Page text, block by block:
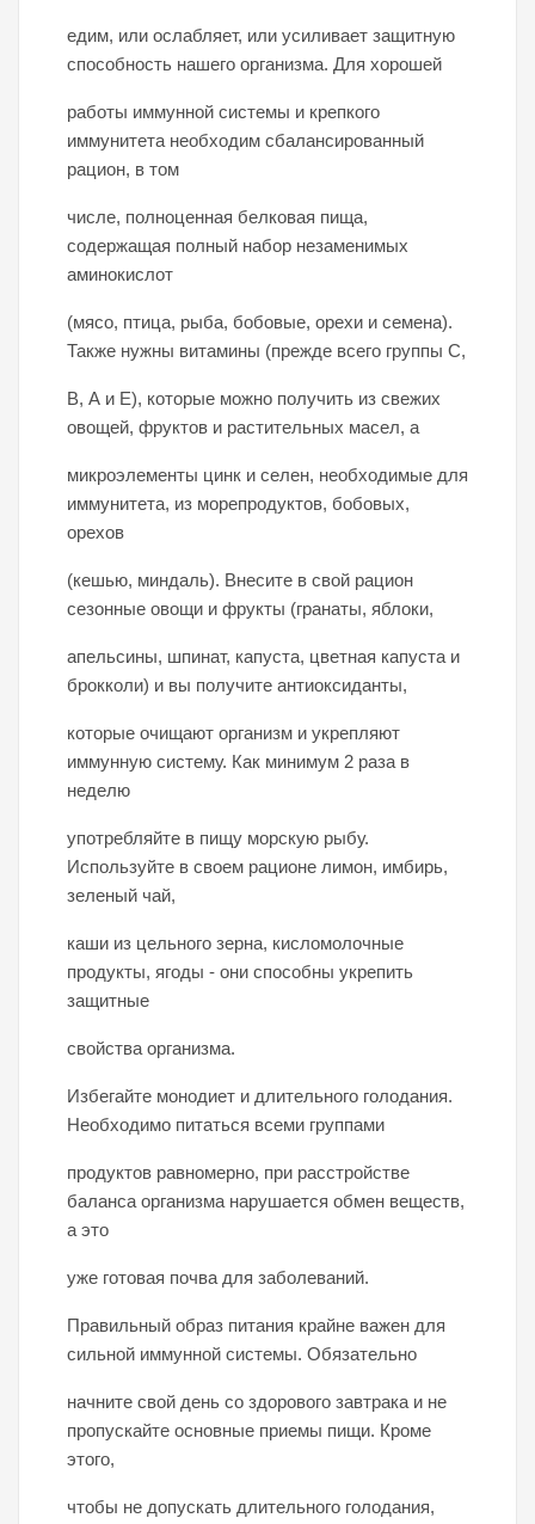
едим, или ослабляет, или усиливает защитную
способность нашего организма. Для хорошей
работы иммунной системы и крепкого
иммунитета необходим сбалансированный
рацион, в том
числе, полноценная белковая пища,
содержащая полный набор незаменимых
аминокислот
(мясо, птица, рыба, бобовые, орехи и семена).
Также нужны витамины (прежде всего группы С,
В, А и Е), которые можно получить из свежих
овощей, фруктов и растительных масел, а
микроэлементы цинк и селен, необходимые для
иммунитета, из морепродуктов, бобовых,
орехов
(кешью, миндаль). Внесите в свой рацион
сезонные овощи и фрукты (гранаты, яблоки,
апельсины, шпинат, капуста, цветная капуста и
брокколи) и вы получите антиоксиданты,
которые очищают организм и укрепляют
иммунную систему. Как минимум 2 раза в
неделю
употребляйте в пищу морскую рыбу.
Используйте в своем рационе лимон, имбирь,
зеленый чай,
каши из цельного зерна, кисломолочные
продукты, ягоды - они способны укрепить
защитные
свойства организма.
Избегайте монодиет и длительного голодания.
Необходимо питаться всеми группами
продуктов равномерно, при расстройстве
баланса организма нарушается обмен веществ,
а это
уже готовая почва для заболеваний.
Правильный образ питания крайне важен для
сильной иммунной системы. Обязательно
начните свой день со здорового завтрака и не
пропускайте основные приемы пищи. Кроме
этого,
чтобы не допускать длительного голодания,